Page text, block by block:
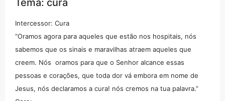
Tema: cura
Intercessor: Cura
“Oramos agora para aqueles que estão nos hospitais, nós
sabemos que os sinais e maravilhas atraem aqueles que
creem. Nós oramos para que o Senhor alcance essas
pessoas e corações, que toda dor vá embora em nome de
Jesus, nós declaramos a cura! nós cremos na tua palavra.”